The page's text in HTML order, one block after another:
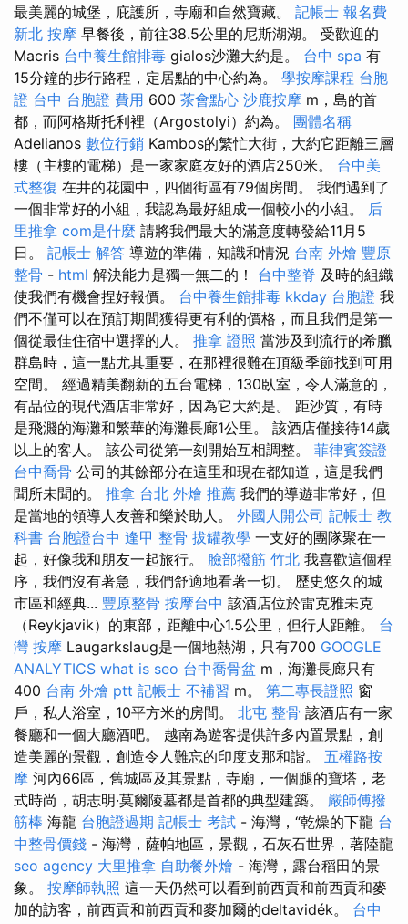
最美麗的城堡，庇護所，寺廟和自然寶藏。 記帳士 報名費
新北 按摩 早餐後，前往38.5公里的尼斯湖湖。 受歡迎的
Macris 台中養生館排毒 gialos沙灘大約是。 台中 spa 有
15分鐘的步行路程，定居點的中心約為。 學按摩課程 台胞
證 台中 台胞證 費用 600 茶會點心 沙鹿按摩 m，島的首
都，而阿格斯托利裡（Argostolyi）約為。 團體名稱
Adelianos 數位行銷 Kambos的繁忙大街，大約它距離三層
樓（主樓的電梯）是一家家庭友好的酒店250米。 台中美
式整復 在井的花園中，四個街區有79個房間。 我們遇到了
一個非常好的小組，我認為最好組成一個較小的小組。 后
里推拿 com是什麼 請將我們最大的滿意度轉發給11月5
日。 記帳士 解答 導遊的準備，知識和情況 台南 外燴 豐原
整骨 - html 解決能力是獨一無二的！ 台中整脊 及時的組織
使我們有機會捏好報價。 台中養生館排毒 kkday 台胞證 我
們不僅可以在預訂期間獲得更有利的價格，而且我們是第一
個從最佳住宿中選擇的人。 推拿 證照 當涉及到流行的希臘
群島時，這一點尤其重要，在那裡很難在頂級季節找到可用
空間。 經過精美翻新的五台電梯，130臥室，令人滿意的，
有品位的現代酒店非常好，因為它大約是。 距沙質，有時
是飛濺的海灘和繁華的海灘長廊1公里。 該酒店僅接待14歲
以上的客人。 該公司從第一刻開始互相調整。 菲律賓簽證
台中喬骨 公司的其餘部分在這里和現在都知道，這是我們
聞所未聞的。 推拿 台北 外燴 推薦 我們的導遊非常好，但
是當地的領導人友善和樂於助人。 外國人開公司 記帳士 教
科書 台胞證台中 逢甲 整骨 拔罐教學 一支好的團隊聚在一
起，好像我和朋友一起旅行。 臉部撥筋 竹北 我喜歡這個程
序，我們沒有著急，我們舒適地看著一切。 歷史悠久的城
市區和經典... 豐原整骨 按摩台中 該酒店位於雷克雅未克
（Reykjavik）的東部，距離中心1.5公里，但行人距離。 台
灣 按摩 Laugarkslaug是一個地熱湖，只有700 GOOGLE
ANALYTICS what is seo 台中喬骨盆 m，海灘長廊只有
400 台南 外燴 ptt 記帳士 不補習 m。 第二專長證照 窗
戶，私人浴室，10平方米的房間。 北屯 整骨 該酒店有一家
餐廳和一個大廳酒吧。 越南為遊客提供許多內置景點，創
造美麗的景觀，創造令人難忘的印度支那和諧。 五權路按
摩 河內66區，舊城區及其景點，寺廟，一個腿的寶塔，老
式時尚，胡志明·莫爾陵墓都是首都的典型建築。 嚴師傅撥
筋棒 海龍 台胞證過期 記帳士 考試 - 海灣，“乾燥的下龍 台
中整骨價錢 - 海灣，薩帕地區，景觀，石灰石世界，著陸龍
seo agency 大里推拿 自助餐外燴 - 海灣，露台稻田的景
象。 按摩師執照 這一天仍然可以看到前西貢和前西貢和麥
加的訪客，前西貢和前西貢和麥加爾的deltavidék。 台中